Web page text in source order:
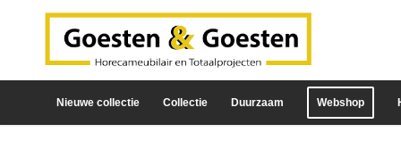
Nieuwe collectie Collectie Duurzaam Webshop